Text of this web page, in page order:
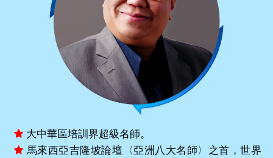
大中華區培訓界超級名師。
馬來西亞吉隆坡論壇〈亞洲八大名師〉之首，世界